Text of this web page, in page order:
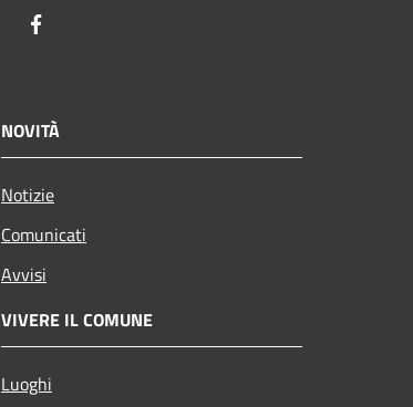
NOVITÀ
Notizie
Comunicati
Avvisi
VIVERE IL COMUNE
Luoghi